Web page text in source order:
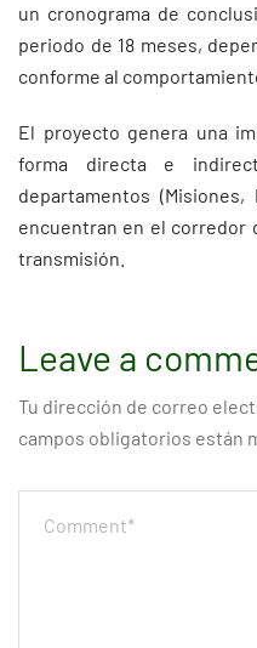
un cronograma de
periodo de 18 meses,
conforme al
El proyecto genera una
forma directa e
departamentos
encuentran en el corredor
transmisión.
Leave a
Tu dirección de correo
campos obligatorios están